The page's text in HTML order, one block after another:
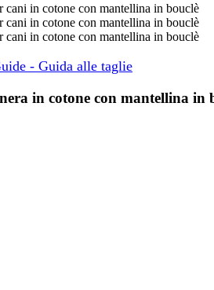
- Guida alle taglie
in cotone con mantellina in